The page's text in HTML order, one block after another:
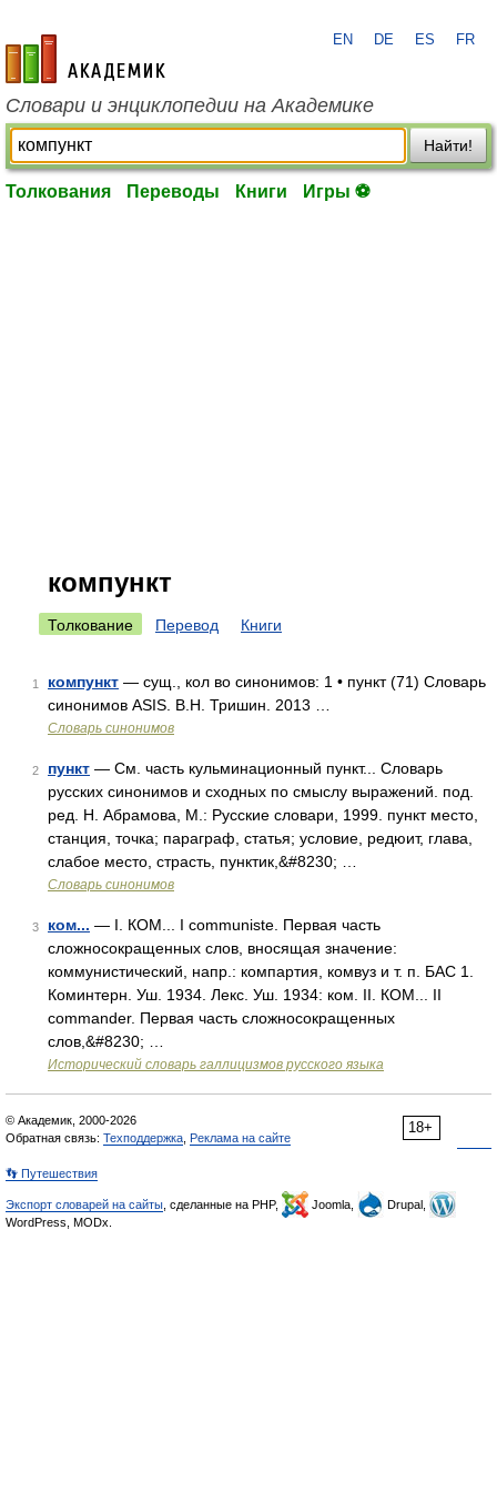
academic.ru
EN DE ES FR
Словари и энциклопедии на Академике
Найти!
Толкования Переводы Книги Игры ⚽
компункт
Толкование Перевод Книги
1 компункт — сущ., кол во синонимов: 1 • пункт (71) Словарь
синонимов ASIS. В.Н. Тришин. 2013 …
Словарь синонимов
2 пункт — См. часть кульминационный пункт... Словарь
русских синонимов и сходных по смыслу выражений. под.
ред. Н. Абрамова, М.: Русские словари, 1999. пункт место,
станция, точка; параграф, статья; условие, редюит, глава,
слабое место, страсть, пунктик,&#8230; …
Словарь синонимов
3 ком... — I. КОМ... I communiste. Первая часть
сложносокращенных слов, вносящая значение:
коммунистический, напр.: компартия, комвуз и т. п. БАС 1.
Коминтерн. Уш. 1934. Лекс. Уш. 1934: ком. II. КОМ... II
commander. Первая часть сложносокращенных
слов,&#8230; …
Исторический словарь галлицизмов русского языка
18+
© Академик, 2000-2026
Обратная связь: Техподдержка Реклама на сайте
👣 Путешествия
Экспорт словарей на сайты , сделанные на PHP, Joomla,
Drupal,
WordPress, MODx.